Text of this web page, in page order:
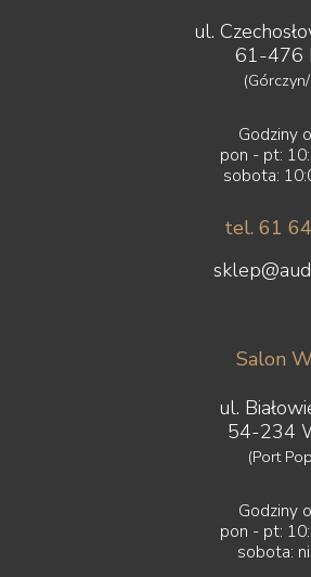
ul.
61-476
Godziny
pon - pt:
sobota:
tel. 61
Salon
ul.
54-234
(Port
Godziny
pon - pt:
sobota: